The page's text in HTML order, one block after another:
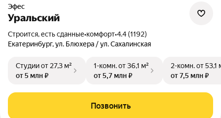
Эфес
Уральский
Строится, есть сданные•комфорт•4.4 (1192)
Екатеринбург, ул. Блюхера / ул. Сахалинская
Студииот 27,3 м²
от 5 млн ₽
1-комн.от 36,1 м²
от 5,7 млн ₽
2-комн.от 53,1
от 7,5 млн ₽
Позвонить